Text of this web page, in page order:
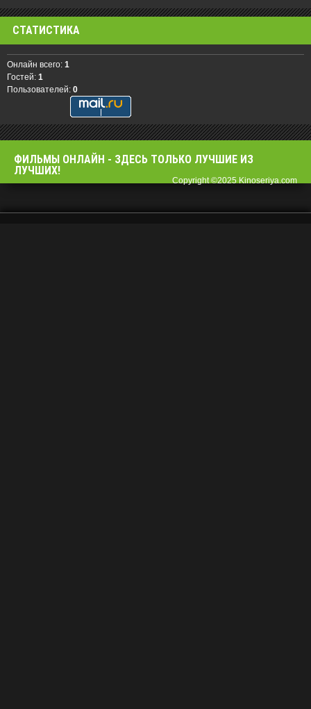
СТАТИСТИКА
Онлайн всего: 1
Гостей: 1
Пользователей: 0
ФИЛЬМЫ OНЛАЙН - ЗДЕСЬ ТОЛЬКО ЛУЧШИЕ ИЗ
ЛУЧШИХ!
Copyright ©2025 Kinoseriya.com